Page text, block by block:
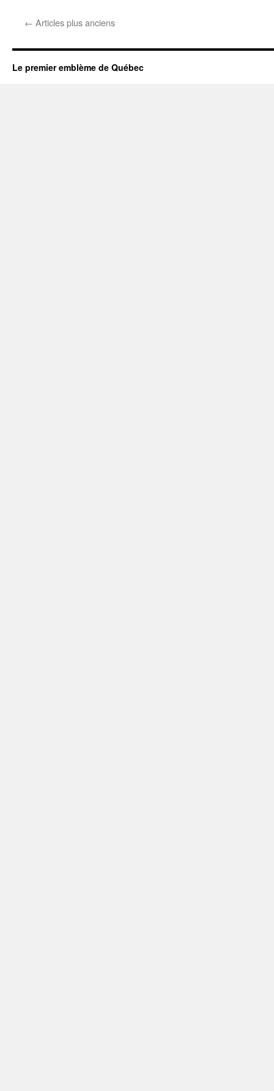
← Articles plus anciens
Le premier emblème de Québec